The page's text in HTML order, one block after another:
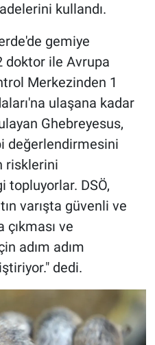
kullandı.
gemiye
doktor ile Avrupa
Merkezinden 1
ulaşana kadar
Ghebreyesus,
değerlendirmesini
risklerini
topluyorlar. DSÖ,
varışta güvenli ve
çıkması ve
adım adım
dedi.